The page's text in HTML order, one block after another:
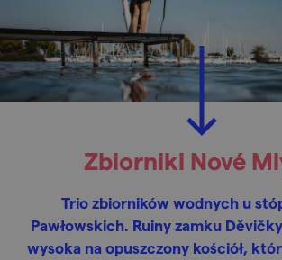
Zbiorniki Nové
Trio zbiorników wodnych u
Pawłowskich. Ruiny zamku
wysoka na opuszczony kościół,